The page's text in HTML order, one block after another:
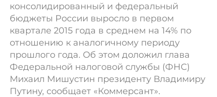
консолидированный и федеральный
бюджеты России выросло в первом
квартале 2015 года в среднем на 14% по
отношению к аналогичному периоду
прошлого года. Об этом доложил глава
Федеральной налоговой службы (ФНС)
Михаил Мишустин президенту Владимиру
Путину, сообщает «Коммерсант».